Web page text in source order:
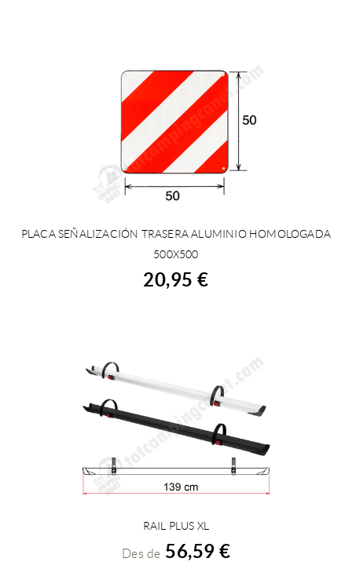
COMPRAR
PLACA SEÑALIZACIÓN TRASERA ALUMINIO HOMOLOGADA
500X500
20,95 €
VEURE DETALLS
RAIL PLUS XL
Des de 56,59 €